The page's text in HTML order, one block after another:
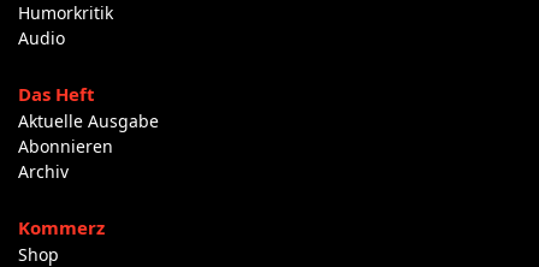
Humorkritik
Audio
Das Heft
Aktuelle Ausgabe
Abonnieren
Archiv
Kommerz
Shop